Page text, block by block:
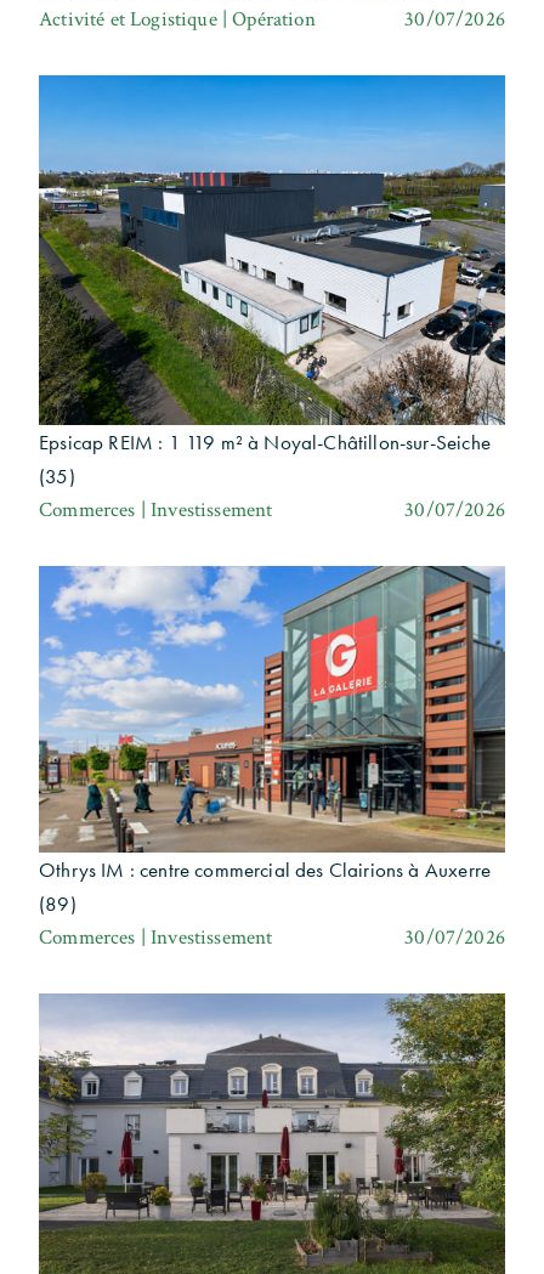
Activité et Logistique | Opération 30/07/2026
Epsicap REIM : 1 119 m² à Noyal-Châtillon-sur-Seiche
(35)
Commerces | Investissement 30/07/2026
Othrys IM : centre commercial des Clairions à Auxerre
(89)
Commerces | Investissement 30/07/2026